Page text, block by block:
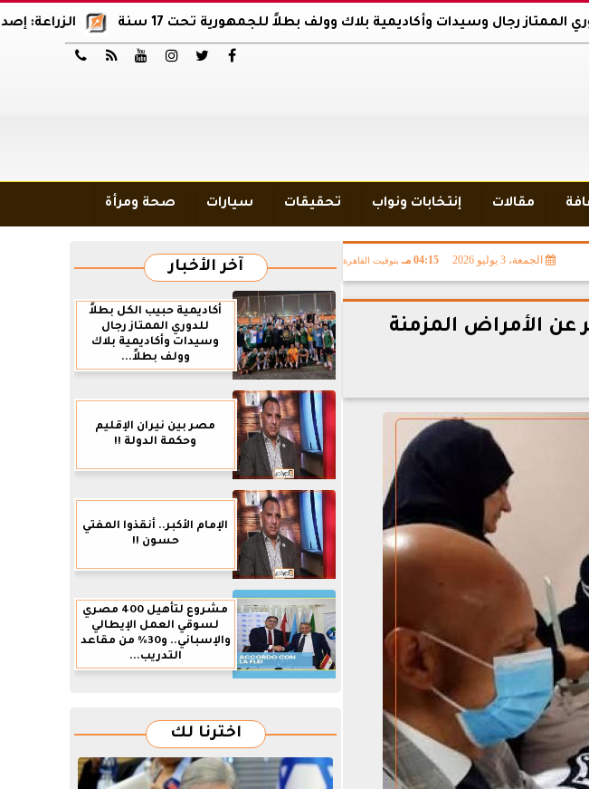
الزراعة: إصدار 12 ألف موافقة وتصريح بالمبيدات خلال 6 شهور وسيدات وأكاديمية بلاك وولف بطلاً للجمهورية تحت 17 سنة






مقالات إنتخابات ونواب تحقيقات سيارات صحة ومرأة
الجمعة، 3 يوليو 2026 04:15 مـ بتوقيت القاهرة
عن الأمراض المزمنة
آخر الأخبار
أكاديمية حبيب الكل بطلاً
للدوري الممتاز رجال
وسيدات وأكاديمية بلاك
وولف بطلاً...
مصر بين نيران الإقليم
وحكمة الدولة !!
الإمام الأكبر.. أنقذوا المفتي
حسون !!
مشروع لتأهيل 400 مصري
لسوقي العمل الإيطالي
والإسباني.. و30% من مقاعد
التدريب...
اخترنا لك